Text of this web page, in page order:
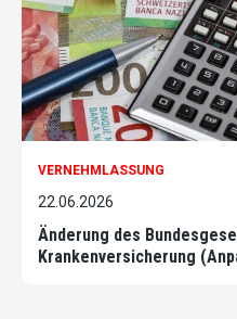
VERNEHMLASSUNG
22.06.2026
Änderung des
Krankenversicherung